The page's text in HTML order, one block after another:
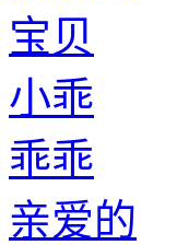
宝贝
小乖
乖乖
亲爱的